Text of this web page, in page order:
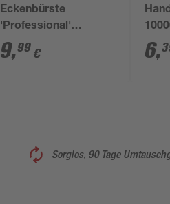
Eckenbürste
'Professional'
blau/weiß 20 cm
9,99 € 6,
Sorglos, 90 Tage